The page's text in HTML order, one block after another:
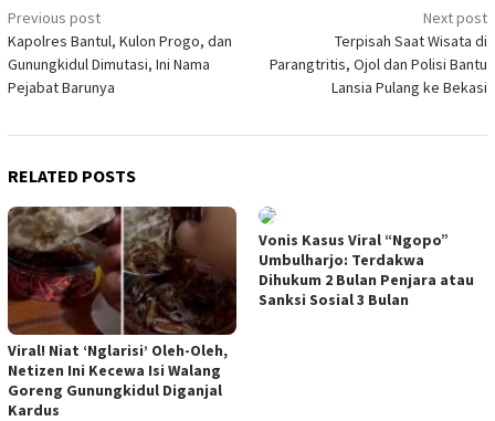
Post
navigation
Previous post
Kapolres Bantul, Kulon Progo, dan
Gunungkidul Dimutasi, Ini Nama
Pejabat Barunya
Next post
Terpisah Saat Wisata di
Parangtritis, Ojol dan Polisi Bantu
Lansia Pulang ke Bekasi
RELATED POSTS
Viral! Niat ‘Nglarisi’ Oleh-Oleh,
Netizen Ini Kecewa Isi Walang
Goreng Gunungkidul Diganjal
Kardus
Vonis Kasus Viral “Ngopo”
Umbulharjo: Terdakwa
Dihukum 2 Bulan Penjara atau
Sanksi Sosial 3 Bulan